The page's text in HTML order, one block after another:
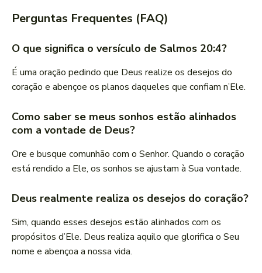
Perguntas Frequentes (FAQ)
O que significa o versículo de Salmos 20:4?
É uma oração pedindo que Deus realize os desejos do
coração e abençoe os planos daqueles que confiam n’Ele.
Como saber se meus sonhos estão alinhados
com a vontade de Deus?
Ore e busque comunhão com o Senhor. Quando o coração
está rendido a Ele, os sonhos se ajustam à Sua vontade.
Deus realmente realiza os desejos do coração?
Sim, quando esses desejos estão alinhados com os
propósitos d’Ele. Deus realiza aquilo que glorifica o Seu
nome e abençoa a nossa vida.